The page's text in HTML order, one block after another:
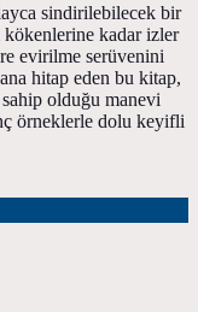
sindirilebilecek bir
kökenlerine kadar izler
evirilme serüvenini
hitap eden bu kitap,
sahip olduğu manevi
örneklerle dolu keyifli